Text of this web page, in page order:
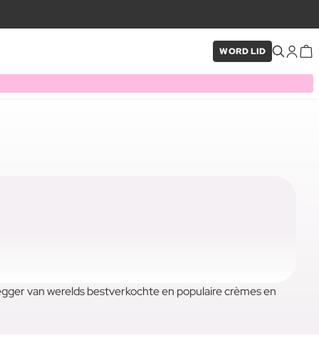
WORD LID
van werelds bestverkochte en populaire crèmes en